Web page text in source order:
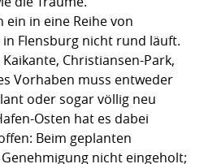
ein in eine Reihe von
Flensburg nicht rund läuft.
Christiansen-Park,
Vorhaben muss entweder
oder sogar völlig neu
Osten hat es dabei
Beim geplanten
nicht eingeholt;